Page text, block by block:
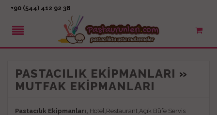
+90 (544) 412 92 38
PASTACILIK EKIPMANLARI »
MUTFAK EKIPMANLARI
Pastacılık Ekipmanları, Hotel,Restaurant,Açık Büfe Servis